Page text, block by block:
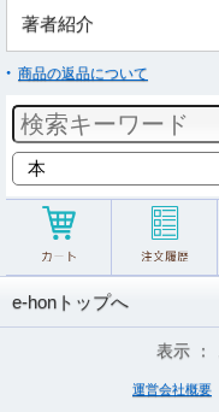
著者紹介
商品の返品について
e-honトップへ
表示 ：
運営会社概要